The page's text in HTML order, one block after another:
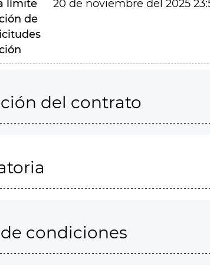
límite
de
20 de noviembre del 2025
del contrato
condiciones